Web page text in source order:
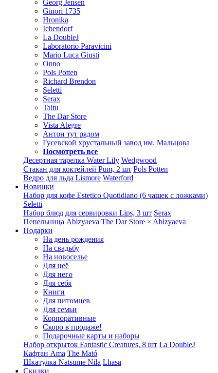
Georg Jensen
Ginori 1735
Hronika
Ichendorf
La DoubleJ
Laboratorio Paravicini
Mario Luca Giusti
Onno
Pols Potten
Richard Brendon
Seletti
Serax
Taitu
The Dar Store
Vista Alegre
Антон тут рядом
Гусевской хрустальный завод им. Мальцова
Посмотреть все
Десертная тарелка Water Lily Wedgwood
Стакан для коктейлей Pum, 2 шт Pols Potten
Ведро для льда Lismore Waterford
Новинки
Набор для кофе Estetico Quotidiano (6 чашек с ложками)
Seletti
Набор блюд для сервировки Lips, 3 шт Serax
Пепельница Abizyaeva The Dar Store × Abizyaeva
Подарки
На день рождения
На свадьбу
На новоселье
Для неё
Для него
Для себя
Книги
Для питомцев
Для семьи
Корпоративные
Скоро в продаже!
Подарочные карты и наборы
Набор открыток Fantastic Creatures, 8 шт La DoubleJ
Кафтан Ama The Mató
Шкатулка Natsume Nila Lhasa
Скидки